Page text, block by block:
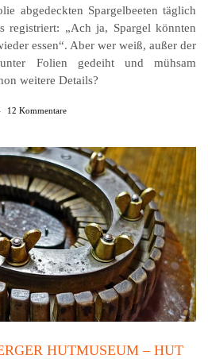
abgedeckten Spargelbeeten täglich
registriert: „Ach ja, Spargel könnten
essen“. Aber wer weiß, außer der
Folien gedeiht und mühsam
weitere Details?
12 Kommentare
HUTMUSEUM – HUT